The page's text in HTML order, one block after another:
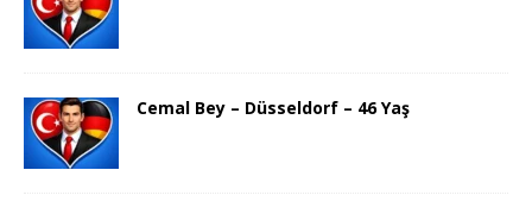
Cemal Bey – Düsseldorf – 46 Yaş
Mine (42) - Hamburg: